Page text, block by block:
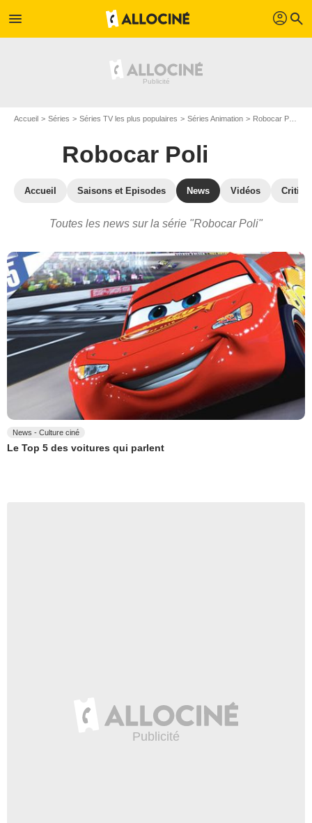
menu profil search
Accueil Séries Séries TV les plus populaires Séries Animation Robocar Poli
Robocar Poli
Accueil Saisons et Episodes News Vidéos
Toutes les news sur la série "Robocar Poli"
News - Culture ciné
Le Top 5 des voitures qui parlent